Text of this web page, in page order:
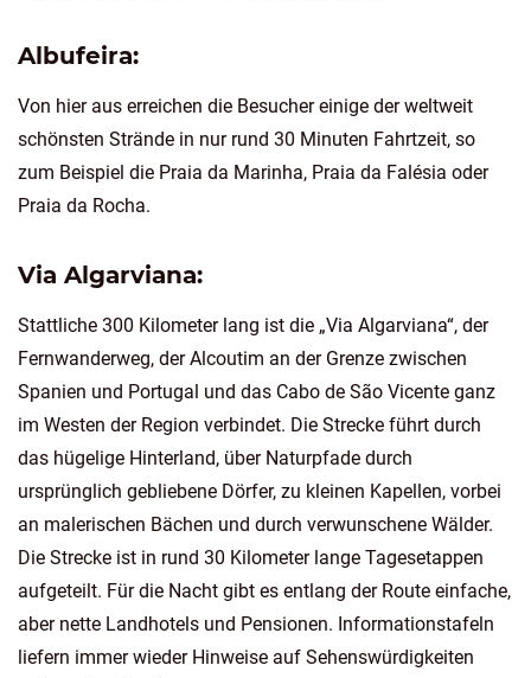
Albufeira:
Von hier aus erreichen die Besucher einige der weltweit
schönsten Strände in nur rund 30 Minuten Fahrtzeit, so
zum Beispiel die Praia da Marinha, Praia da Falésia oder
Praia da Rocha.
Via Algarviana:
Stattliche 300 Kilometer lang ist die „Via Algarviana“, der
Fernwanderweg, der Alcoutim an der Grenze zwischen
Spanien und Portugal und das Cabo de São Vicente ganz
im Westen der Region verbindet. Die Strecke führt durch
das hügelige Hinterland, über Naturpfade durch
ursprünglich gebliebene Dörfer, zu kleinen Kapellen, vorbei
an malerischen Bächen und durch verwunschene Wälder.
Die Strecke ist in rund 30 Kilometer lange Tagesetappen
aufgeteilt. Für die Nacht gibt es entlang der Route einfache,
aber nette Landhotels und Pensionen. Informationstafeln
liefern immer wieder Hinweise auf Sehenswürdigkeiten